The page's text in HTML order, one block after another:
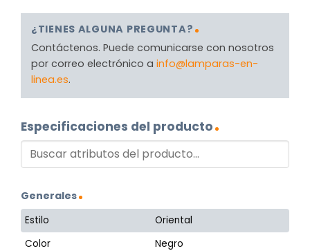
¿TIENES ALGUNA PREGUNTA?
Contáctenos. Puede comunicarse con nosotros
por correo electrónico a info@lamparas-en-
linea.es.
Especificaciones del producto
Generales
Estilo
Oriental
Color
Negro